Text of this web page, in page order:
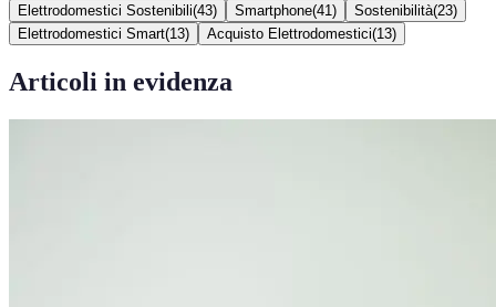
Elettrodomestici Sostenibili(43) Smartphone(41 ) Sostenibilità(23)
Elettrodomestici Smart(13) Acquisto Elettrodomestici(13)
Articoli in evidenza